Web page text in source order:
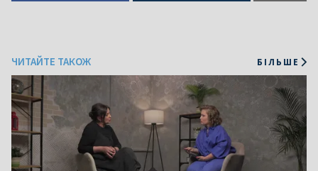
ЧИТАЙТЕ ТАКОЖ БІЛЬШЕ